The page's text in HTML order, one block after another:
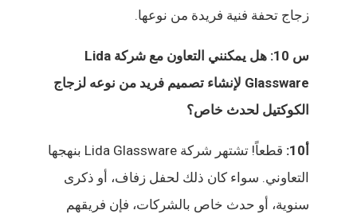
زجاج تحفة فنية فريدة من نوعها.
س 10: هل يمكنني التعاون مع شركة Lida
Glassware لإنشاء تصميم فريد من نوعه لزجاج
الكوكتيل لحدث خاص؟
قطعاً! تشتهر شركة Lida Glassware بنهجها
التعاوني. سواء كان ذلك لحفل زفاف، أو ذكرى
سنوية، أو حدث خاص بالشركات، فإن فريقهم